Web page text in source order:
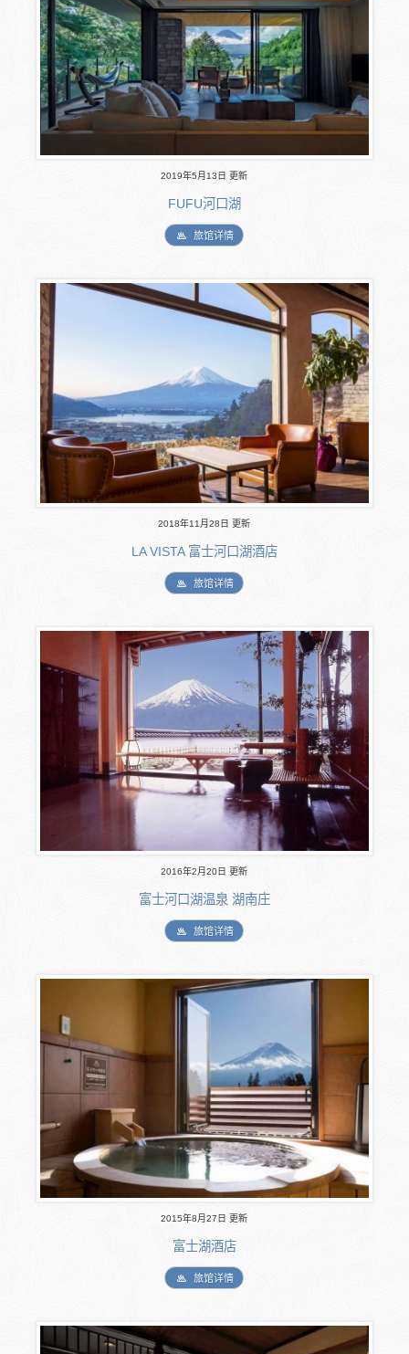
2019年5月13日 更新
FUFU河口湖
旅馆详情
2018年11月28日 更新
LA VISTA 富士河口湖酒店
旅馆详情
2016年2月20日 更新
富士河口湖温泉 湖南庄
旅馆详情
2015年8月27日 更新
富士湖酒店
旅馆详情